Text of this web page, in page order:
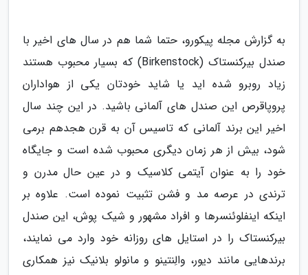
به گزارش مجله پیکورو، حتما شما هم در سال های اخیر با
صندل بیرکنستاک (Birkenstock) که بسیار محبوب هستند
زیاد روبرو شده اید یا شاید خودتان یکی از هواداران
پروپاقرص این صندل های آلمانی باشید. در این چند سال
اخیر این برند آلمانی که تاسیس آن به قرن هجدهم برمی
شود، بیش از هر زمان دیگری محبوب شده است و جایگاه
خود را به عنوان آیتمی کلاسیک و در عین حال مدرن و
ترندی در عرصه مد و فشن تثبیت نموده است. علاوه بر
اینکه اینفلوئنسرها و افراد مشهور و شیک پوش، این صندل
بیرکنستاک را در استایل های روزانه خود وارد می نمایند،
برندهایی مانند دیور، والِنتینو و مانولو بلانیک نیز همکاری